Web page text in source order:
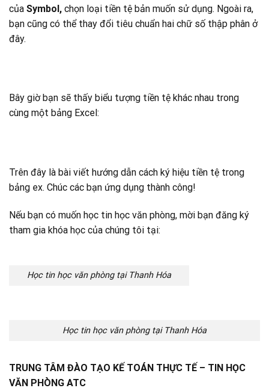
của Symbol, chọn loại tiền tệ bản muốn sử dụng. Ngoài ra,
bạn cũng có thể thay đổi tiêu chuẩn hai chữ số thập phân ở
đây.
Bây giờ bạn sẽ thấy biểu tượng tiền tệ khác nhau trong
cùng một bảng Excel:
Trên đây là bài viết hướng dẫn cách ký hiệu tiền tệ trong
bảng ex. Chúc các bạn ứng dụng thành công!
Nếu bạn có muốn học tin học văn phòng, mời bạn đăng ký
tham gia khóa học của chúng tôi tại:
Học tin học văn phòng tại Thanh Hóa
Học tin học văn phòng tại Thanh Hóa
TRUNG TÂM ĐÀO TẠO KẾ TOÁN THỰC TẾ – TIN HỌC
VĂN PHÒNG ATC